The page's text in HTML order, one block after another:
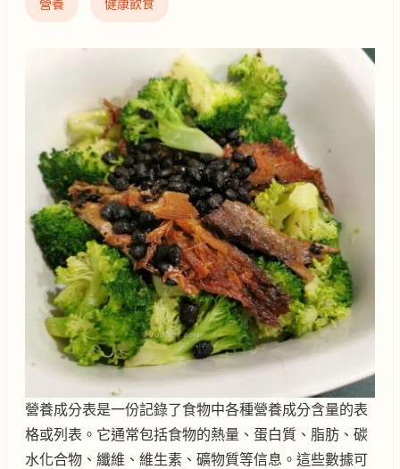
營養 健康飲食
營養成分表是一份記錄了食物中各種營養成分含量的表
格或列表。它通常包括食物的熱量、蛋白質、脂肪、碳
水化合物、纖維、維生素、礦物質等信息。這些數據可